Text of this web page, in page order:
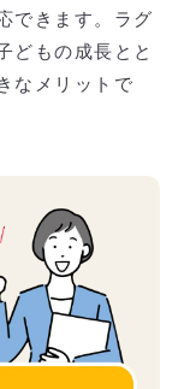
できます。ラグ
どもの成長とと
なメリットで